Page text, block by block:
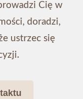
Cię w
doradzi,
ustrzec się